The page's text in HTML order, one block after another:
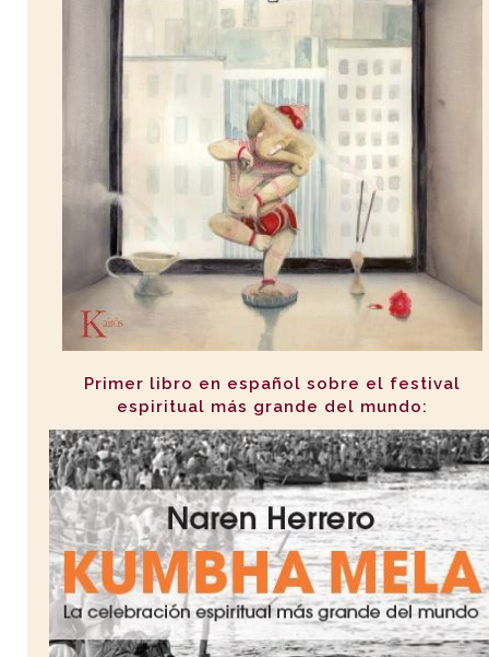
Primer libro en español sobre el festival
espiritual más grande del mundo: